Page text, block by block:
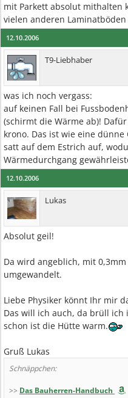
mit Parkett absolut mithalten
vielen anderen
12.10.2006
T9-Liebhaber
was ich noch vergass:
auf keinen Fall bei
(schirmt die Wärme ab)!
krono. Das ist wie eine
satt auf dem Estrich auf,
Wärmedurchgang
12.10.2006
Lukas
Absolut geil!
Da wird angeblich, mit
umgewandelt.
Liebe Physiker könnt Ihr mir
Das will ich auch, da brüll
schon ist die Hütte warm.
Gruß Lukas
Schnäppchen:
>> Das Bauherren-Handbuch